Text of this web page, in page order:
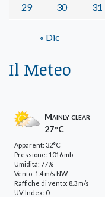
29 30 31
« Dic
Il Meteo
Mainly clear
27°C
Apparent: 32°C
Pressione: 1016 mb
Umidità: 77%
Vento: 1.4 m/s NW
Raffiche di vento: 8.3 m/s
UV-Index: 0